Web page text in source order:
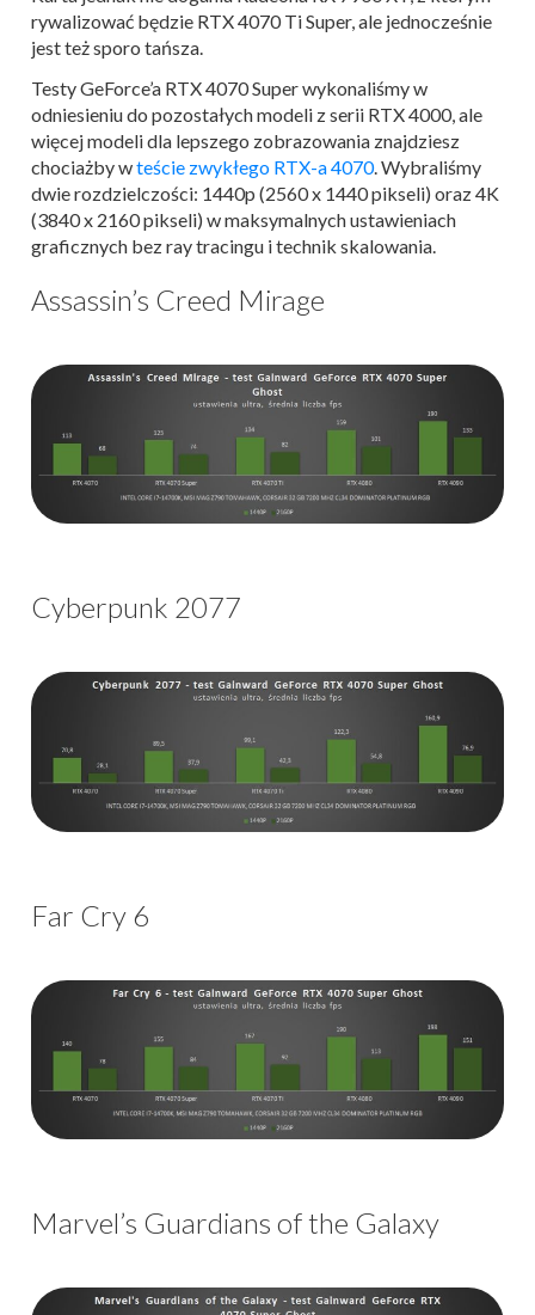
rywalizować będzie RTX 4070 Ti Super, ale jednocześnie
jest też sporo tańsza.
Testy GeForce’a RTX 4070 Super wykonaliśmy w
odniesieniu do pozostałych modeli z serii RTX 4000, ale
więcej modeli dla lepszego zobrazowania znajdziesz
chociażby wteście zwykłego RTX-a 4070. Wybraliśmy
dwie rozdzielczości: 1440p (2560 x 1440 pikseli) oraz 4K
(3840 x 2160 pikseli) w maksymalnych ustawieniach
graficznych bez ray tracingu i technik skalowania.
Assassin’s Creed Mirage
Cyberpunk 2077
Far Cry 6
Marvel’s Guardians of the Galaxy